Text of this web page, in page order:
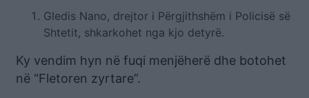
Gledis Nano, drejtor i Përgjithshëm i Policisë së
Shtetit, shkarkohet nga kjo detyrë.
Ky vendim hyn në fuqi menjëherë dhe botohet
në “Fletoren zyrtare”.